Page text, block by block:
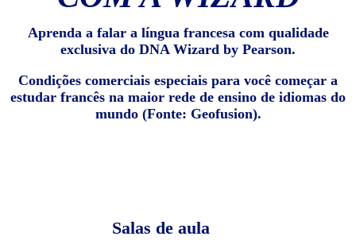
Aprenda a falar a língua francesa com qualidade
exclusiva do DNA Wizard by Pearson.
Condições comerciais especiais para você começar a
estudar francês na maior rede de ensino de idiomas do
mundo (Fonte: Geofusion).
Salas de aula